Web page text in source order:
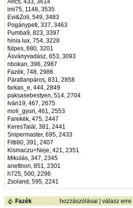
imi75, 1148, 3535
Evi&Zoli, 549, 3483
Pogánypeti, 337, 3463
Pumba9, 823, 3397
hinia lux, 754, 3228
fülpes, 680, 3201
Ásványvadász, 653, 3093
nbokan, 396, 2987
Fazék, 748, 2986
Páratlanpáros, 831, 2858
farkas_e, 444, 2849
paksasebestyen, 514, 2704
Iván19, 467, 2675
moli_gyuri, 461, 2553
Farekék, 475, 2447
KeresTalál, 381, 2441
Snipermaster, 695, 2433
Fitti80, 391, 2407
Kismaczu+Neje, 421, 2351
Mikulás, 347, 2345
anettnori, 851, 2301
h725, 500, 2296
Zsoland, 595, 2241
Fazék hozzászólásai |válasz erre